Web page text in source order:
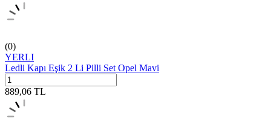
(0)
YERLI
Ledli Kapı Eşik 2 Li Pilli Set Opel Mavi
889,06 TL